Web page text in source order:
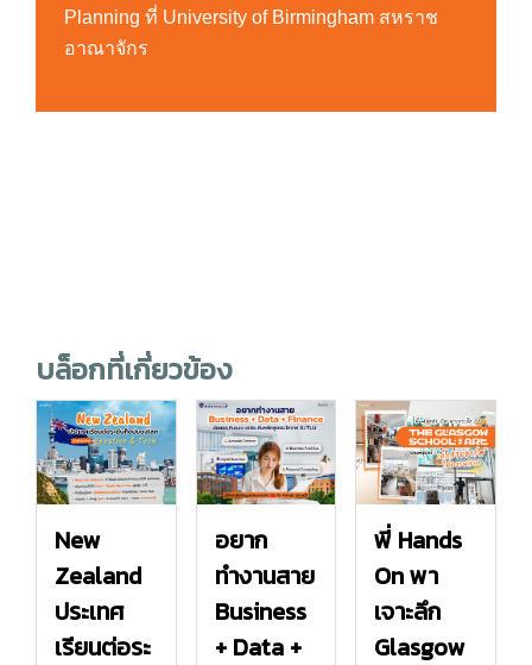
Planning ที่ University of Birmingham สหราช
อาณาจักร
บล็อกที่เกี่ยวข้อง
New
Zealand
ประเทศ
เรียนต่อระ
อยาก
ทำงานสาย
Business
+ Data +
พี่ Hands
On พา
เจาะลึก
Glasgow